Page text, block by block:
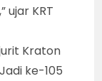
ujar KRT
Kraton
ke-105